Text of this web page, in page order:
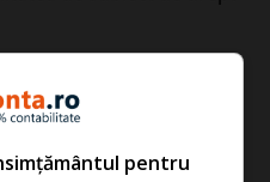
proiect de ordin,
presedintelui
Fiscala nr.587/2016,
pentru